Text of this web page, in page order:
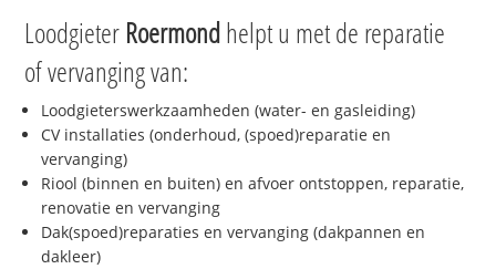
Loodgieter Roermondhelpt u met de reparatie
of vervanging van:
Loodgieterswerkzaamheden (water- en gasleiding)
CV installaties (onderhoud, (spoed)reparatie en
vervanging)
Riool (binnen en buiten) en afvoer ontstoppen, reparatie,
renovatie en vervanging
Dak(spoed)reparaties en vervanging (dakpannen en
dakleer)